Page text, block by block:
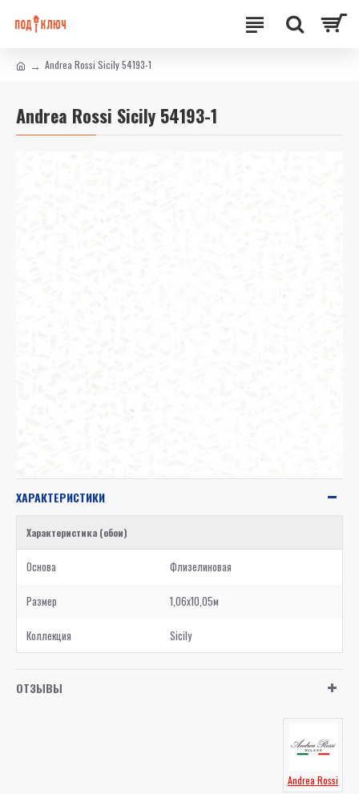
Andrea Rossi Sicily 54193-1
Andrea Rossi Sicily 54193-1
ХАРАКТЕРИСТИКИ
Характеристика (обои)
Основа Флизелиновая
Размер 1,06x10,05м
Коллекция Sicily
ОТЗЫВЫ
Andrea Rossi